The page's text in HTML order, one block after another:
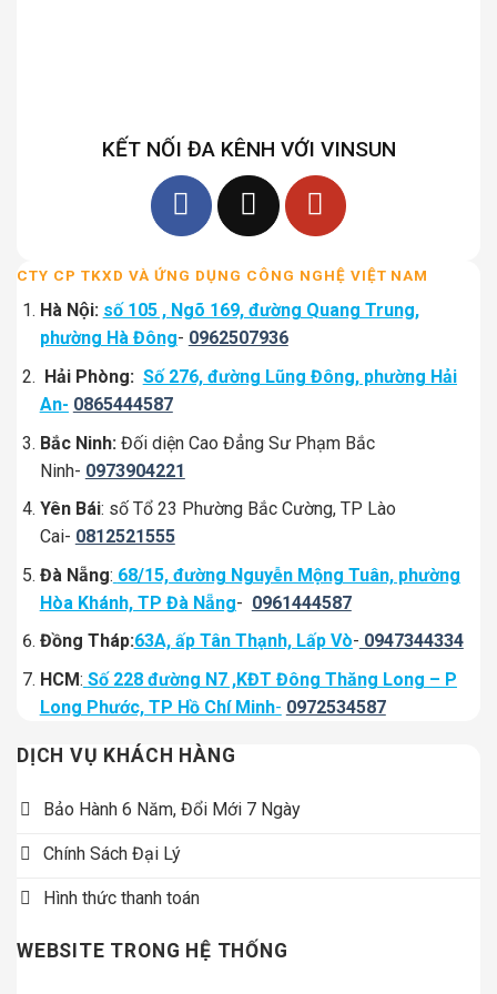
KẾT NỐI ĐA KÊNH VỚI VINSUN
CTY CP TKXD VÀ ỨNG DỤNG CÔNG NGHỆ VIỆT NAM
Hà Nội: số 105 , Ngõ 169, đường Quang Trung,
phường Hà Đông- 0962507936
Hải Phòng: Số 276, đường Lũng Đông, phường Hải
An- 0865444587
Bắc Ninh: Đối diện Cao Đẳng Sư Phạm Bắc
Ninh- 0973904221
Yên Bái: số Tổ 23 Phường Bắc Cường, TP Lào
Cai- 0812521555
Đà Nẵng: 68/15, đường Nguyễn Mộng Tuân, phường
Hòa Khánh, TP Đà Nẵng- 0961444587
Đồng Tháp:63A, ấp Tân Thạnh, Lấp Vò- 0947344334
HCM: Số 228 đường N7 ,KĐT Đông Thăng Long – P
Long Phước, TP Hồ Chí Minh- 0972534587
DỊCH VỤ KHÁCH HÀNG
Bảo Hành 6 Năm, Đổi Mới 7 Ngày
Chính Sách Đại Lý
Hình thức thanh toán
WEBSITE TRONG HỆ THỐNG